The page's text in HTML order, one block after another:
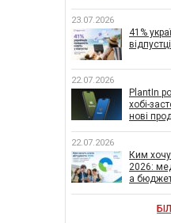
23.07.2026
41%
22.07.2026
PlantIn
хобі-
нові
22.07.2026
Ким
2026:
а